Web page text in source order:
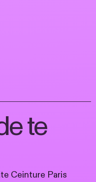
te
Ceinture Paris